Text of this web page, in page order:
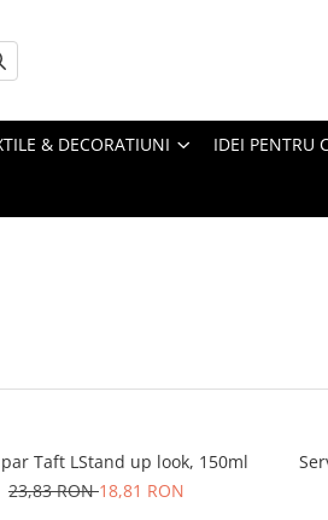
& DECORATIUNI IDEI PENTRU
Taft LStand up look, 150ml
23,83 RON18,81 RON